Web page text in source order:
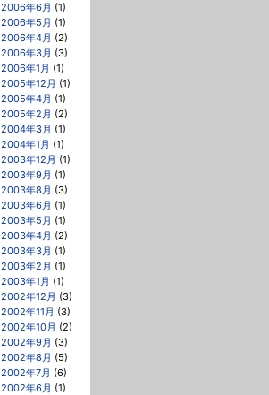
2006年6月 (1)
2006年5月 (1)
2006年4月 (2)
2006年3月 (3)
2006年1月 (1)
2005年12月 (1)
2005年4月 (1)
2005年2月 (2)
2004年3月 (1)
2004年1月 (1)
2003年12月 (1)
2003年9月 (1)
2003年8月 (3)
2003年6月 (1)
2003年5月 (1)
2003年4月 (2)
2003年3月 (1)
2003年2月 (1)
2003年1月 (1)
2002年12月 (3)
2002年11月 (3)
2002年10月 (2)
2002年9月 (3)
2002年8月 (5)
2002年7月 (6)
2002年6月 (1)